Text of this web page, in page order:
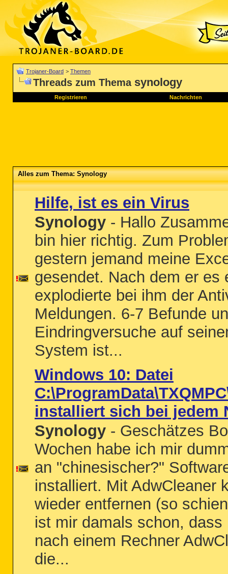
Trojaner-Board > Themen
Threads zum Thema synology
Registrieren Nachrichten
Alles zum Thema: Synology
Hilfe, ist es ein Virus
Synology - Hallo
bin hier richtig. Zum
gestern jemand meine
gesendet. Nach dem er es
explodierte bei ihm der
Meldungen. 6-7 Befunde
Eindringversuche auf
System ist...
Windows 10: Datei
installiert sich bei jedem
Synology - Geschätzes
Wochen habe ich mir
an "chinesischer?"
installiert. Mit AdwCleaner
wieder entfernen (so
ist mir damals schon,
nach einem Rechner
die...